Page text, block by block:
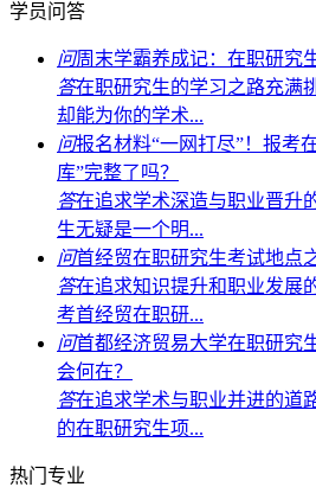
学员问答
问周末学霸养成记：在职研究
答在职研究生的学习之路充满
却能为你的学术...
问报名材料“一网打尽”！报考
库”完整了吗？
答在追求学术深造与职业晋升
生无疑是一个明...
问首经贸在职研究生考试地点
答在追求知识提升和职业发展
考首经贸在职研...
问首都经济贸易大学在职研究
会何在？
答在追求学术与职业并进的道
的在职研究生项...
热门专业